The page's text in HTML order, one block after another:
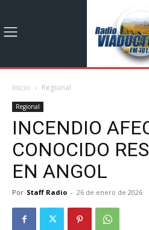
Inicio Regional
Regional
INCENDIO
CONOCIDO
EN ANGOL
Por Staff Radio - 26 de enero de 2026